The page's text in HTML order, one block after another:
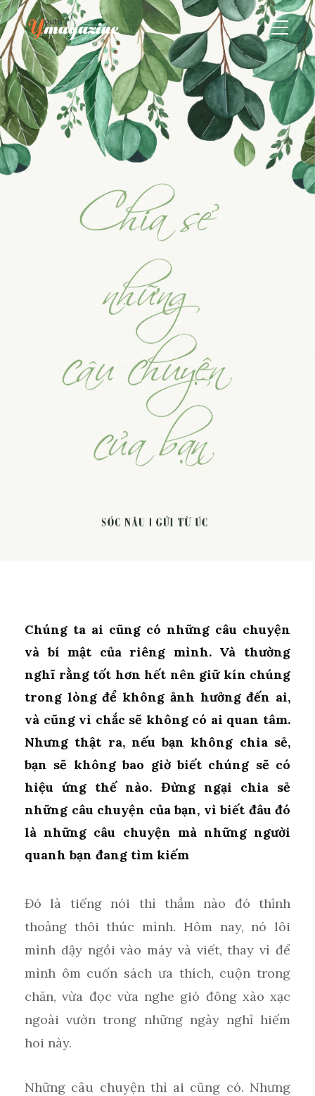
Chúng ta ai cũng có những câu chuyện
và bí mật của riêng mình. Và thường
nghĩ rằng tốt hơn hết nên giữ kín chúng
trong lòng để không ảnh hưởng đến ai,
và cũng vì chắc sẽ không có ai quan tâm.
Nhưng thật ra, nếu bạn không chia sẻ,
bạn sẽ không bao giờ biết chúng sẽ có
hiệu ứng thế nào. Đừng ngại chia sẻ
những câu chuyện của bạn, vì biết đâu đó
là những câu chuyện mà những người
quanh bạn đang tìm kiếm
Đó là tiếng nói thì thầm nào đó thỉnh
thoảng thôi thúc mình. Hôm nay, nó lôi
mình dậy ngồi vào máy và viết, thay vì để
mình ôm cuốn sách ưa thích, cuộn trong
chăn, vừa đọc vừa nghe gió đông xào xạc
ngoài vườn trong những ngày nghỉ hiếm
hoi này.
Những câu chuyện thì ai cũng có. Nhưng